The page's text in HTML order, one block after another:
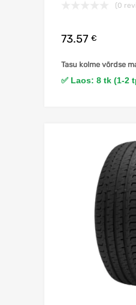
(0
73.57 €
Tasu kolme võrdse
✅ Laos: 8 tk (1-2